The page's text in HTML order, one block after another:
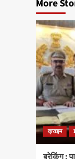
More
क्राइम